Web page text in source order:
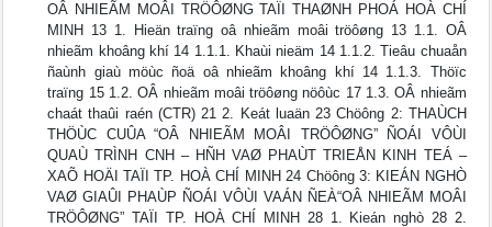
OÂ NHIEÃM MOÂI TRÖÔØNG TAÏI THAØNH PHOÁ HOÀ CHÍ
MINH 13 1. Hieän traïng oâ nhieãm moâi tröôøng 13 1.1. OÂ
nhieãm khoâng khí 14 1.1.1. Khaùi nieäm 14 1.1.2. Tieâu chuaån
ñaùnh giaù möùc ñoä oâ nhieãm khoâng khí 14 1.1.3. Thöïc
traïng 15 1.2. OÂ nhieãm moâi tröôøng nöôùc 17 1.3. OÂ nhieãm
chaát thaûi raén (CTR) 21 2. Keát luaän 23 Chöông 2: THAÙCH
THÖÙC CUÛA “OÂ NHIEÃM MOÂI TRÖÔØNG” ÑOÁI VÔÙI
QUAÙ TRÌNH CNH – HÑH VAØ PHAÙT TRIEÅN KINH TEÁ –
XAÕ HOÄI TAÏI TP. HOÀ CHÍ MINH 24 Chöông 3: KIEÁN NGHÒ
VAØ GIAÛI PHAÙP ÑOÁI VÔÙI VAÁN ÑEÀ“OÂ NHIEÃM MOÂI
TRÖÔØNG” TAÏI TP. HOÀ CHÍ MINH 28 1. Kieán nghò 28 2.